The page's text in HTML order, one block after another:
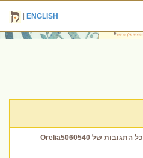
ENGLISH
כל התגובות של Orelia5060540